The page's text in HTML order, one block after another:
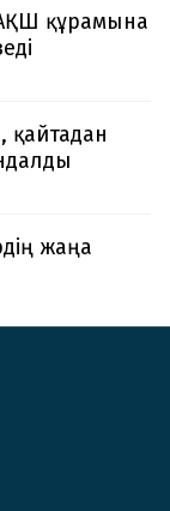
құрамына
қайтадан
жаңа